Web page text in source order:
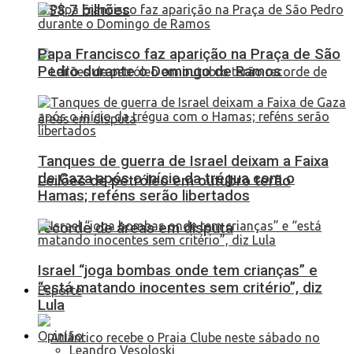
US$ 7 bilhões
Leilões de petróleo em outubro terão
recorde de áreas em disputa
Esporte
Papa Francisco faz aparição na Praça de São
Pedro durante o Domingo de Ramos
Tanques de guerra de Israel deixam a Faixa
de Gaza após o início da trégua com o
Hamas; reféns serão libertados
Israel “joga bombas onde tem crianças” e
“está matando inocentes sem critério”, diz
Lula
Opinião
Leandro Vesoloski